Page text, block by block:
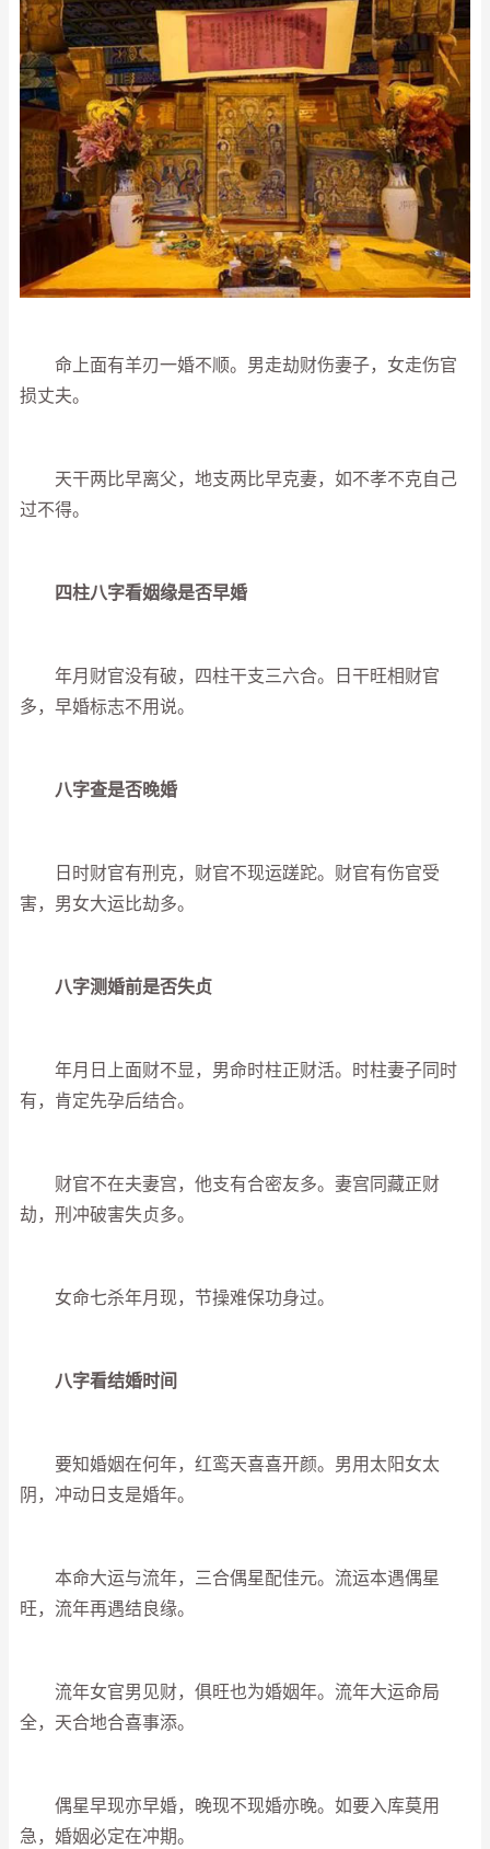
命上面有羊刃一婚不顺。男走劫财伤妻子，女走伤官
损丈夫。
天干两比早离父，地支两比早克妻，如不孝不克自己
过不得。
四柱八字看姻缘是否早婚
年月财官没有破，四柱干支三六合。日干旺相财官
多，早婚标志不用说。
八字查是否晚婚
日时财官有刑克，财官不现运蹉跎。财官有伤官受
害，男女大运比劫多。
八字测婚前是否失贞
年月日上面财不显，男命时柱正财活。时柱妻子同时
有，肯定先孕后结合。
财官不在夫妻宫，他支有合密友多。妻宫同藏正财
劫，刑冲破害失贞多。
女命七杀年月现，节操难保功身过。
八字看结婚时间
要知婚姻在何年，红鸾天喜喜开颜。男用太阳女太
阴，冲动日支是婚年。
本命大运与流年，三合偶星配佳元。流运本遇偶星
旺，流年再遇结良缘。
流年女官男见财，俱旺也为婚姻年。流年大运命局
全，天合地合喜事添。
偶星早现亦早婚，晚现不现婚亦晚。如要入库莫用
急，婚姻必定在冲期。